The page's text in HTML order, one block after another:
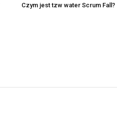
Czym jest tzw water Scrum Fall?